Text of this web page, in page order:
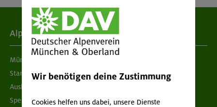
Alpenverein
München & Oberland
Standorte
Ausbildung & Jobs
Spenden
Wir benötigen deine Zustimmung
Cookies helfen uns dabei, unsere Dienste